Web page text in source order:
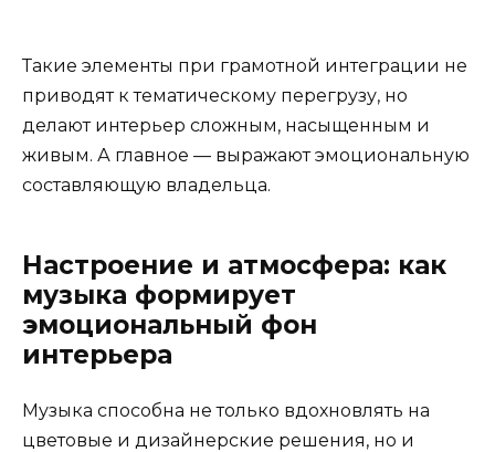
Такие элементы при грамотной интеграции не
приводят к тематическому перегрузу, но
делают интерьер сложным, насыщенным и
живым. А главное — выражают эмоциональную
составляющую владельца.
Настроение и атмосфера: как
музыка формирует
эмоциональный фон
интерьера
Музыка способна не только вдохновлять на
цветовые и дизайнерские решения, но и